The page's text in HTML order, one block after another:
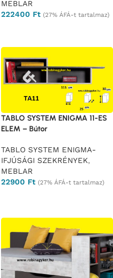
MEBLAR
222400 Ft (27% ÁFÁ-t tartalmaz)
TABLO SYSTEM ENIGMA 11-ES
ELEM – Bútor
TABLO SYSTEM ENIGMA-
IFJÚSÁGI SZEKRÉNYEK,
MEBLAR
22900 Ft (27% ÁFÁ-t tartalmaz)